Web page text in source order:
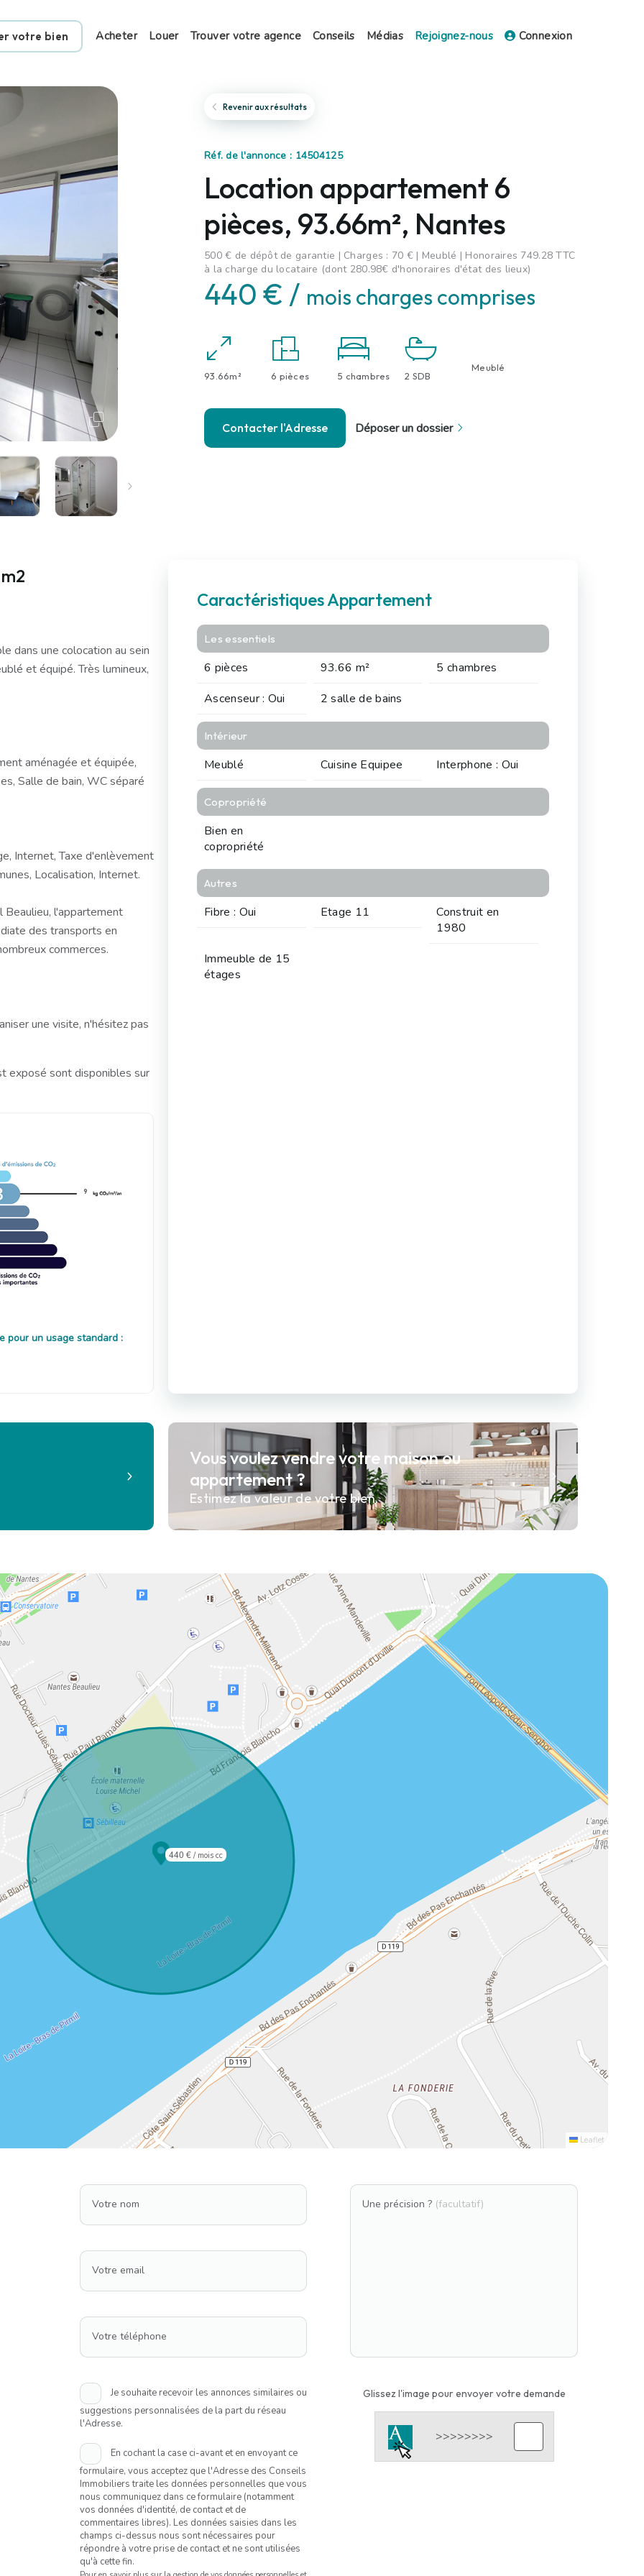
votre bien Acheter Louer Trouver votre agence Conseils Médias Rejoignez-nous Connexion
Revenir aux résultats
Réf. de l'annonce : 14504125
Location appartement 6
pièces, 93.66m², Nantes
500 € de dépôt de garantie | Charges : 70 € | Meublé | Honoraires 749.28 TTC
à la charge du locataire (dont 280.98€ d'honoraires d'état des lieux)
440 € / mois charges comprises
93.66m² 6 pièces 5 chambres 2 SDB
Meublé
Contacter l'Adresse Déposer un dossier
dans une colocation au sein
et équipé. Très lumineux,
aménagée et équipée,
Salle de bain, WC séparé
Internet, Taxe d'enlèvement
Localisation, Internet.
Beaulieu, l'appartement
des transports en
commerces.
une visite, n'hésitez pas
exposé sont disponibles sur
9
pour un usage standard :
Caractéristiques Appartement
Les essentiels
6 pièces 93.66 m²
5 chambres
Ascenseur : Oui
2 salle de bains
Intérieur
Meublé Cuisine Equipee Interphone : Oui
Copropriété
Bien en
copropriété
Autres
Fibre : Oui Etage 11
Construit en
1980
Immeuble de 15
étages
Vous voulez vendre votre maison ou
appartement ?
Estimez la valeur de votre bien.
440 € / mois cc
Leaflet
Votre nom
Votre email
Votre téléphone
Je souhaite recevoir les annonces similaires ou
suggestions personnalisées de la part du réseau
l'Adresse.
En cochant la case ci-avant et en envoyant ce
formulaire, vous acceptez que l'Adresse des Conseils
Immobiliers traite les données personnelles que vous
nous communiquez dans ce formulaire (notamment
vos données d'identité, de contact et de
commentaires libres). Les données saisies dans les
champs ci-dessus nous sont nécessaires pour
répondre à votre prise de contact et ne sont utilisées
qu'à cette fin.
Une précision ? (facultatif)
Glissez l'image pour envoyer votre demande